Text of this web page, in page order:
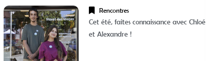
Rencontres
Cet été, faites connaissance avec Chloé
et Alexandre !